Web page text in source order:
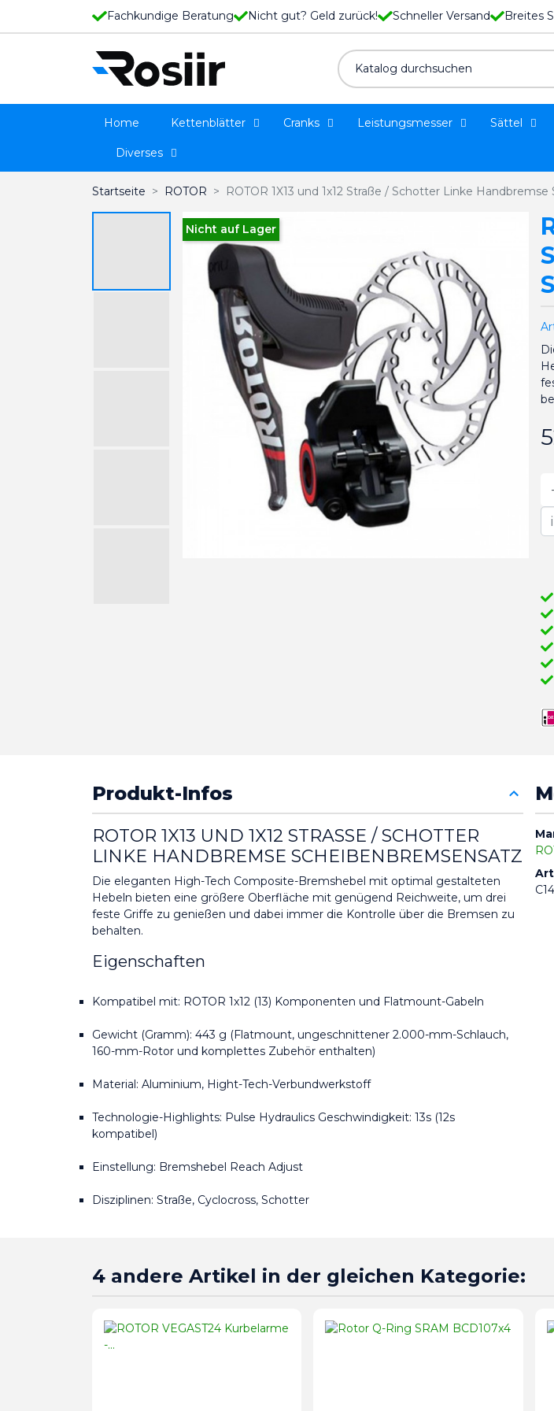
Fachkundige Beratung Nicht gut? Geld zurück! Schneller Versand Breites
Home Kettenblätter Cranks Leistungsmesser Sättel
Diverses
Startseite ROTOR ROTOR 1X13 und 1x12 Straße / Schotter Linke
Nicht auf Lager
-
Produkt-Infos
ROTOR 1X13 UND 1X12 STRASSE / SCHOTTER L
INKE HANDBREMSE SCHEIBENBREMSENSATZ
Die eleganten High-Tech Composite-Bremshebel mit optimal gestalteten
Hebeln bieten eine größere Oberfläche mit genügend Reichweite, um drei
feste Griffe zu genießen und dabei immer die Kontrolle über die Bremsen zu
behalten.
Eigenschaften
Kompatibel mit: ROTOR 1x12 (13) Komponenten und Flatmount-Gabeln
Gewicht (Gramm): 443 g (Flatmount, ungeschnittener 2.000-mm-Schlauch,
160-mm-Rotor und komplettes Zubehör enthalten)
Material: Aluminium, Hight-Tech-Verbundwerkstoff
Technologie-Highlights: Pulse Hydraulics Geschwindigkeit: 13s (12s
kompatibel)
Einstellung: Bremshebel Reach Adjust
Disziplinen: Straße, Cyclocross, Schotter
4 andere Artikel in der gleichen Kategorie: